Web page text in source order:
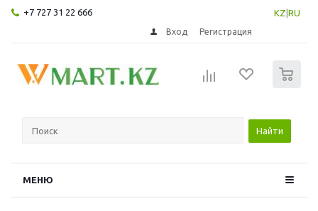
+7 727 31 22 666 KZ RU
Вход Регистрация
Найти
МЕНЮ